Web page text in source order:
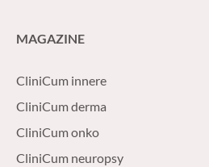
MAGAZINE
CliniCum innere
CliniCum derma
CliniCum onko
CliniCum neuropsy